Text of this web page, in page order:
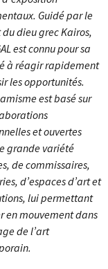
Guidé par le
dieu grec Kairos,
est connu pour sa
à réagir rapidement
les opportunités.
est basé sur
et ouvertes
grande variété
de commissaires,
d’espaces d’art et
lui permettant
en mouvement dans
de l’art